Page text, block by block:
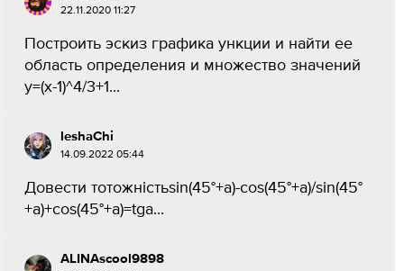
22.11.2020 11:27
Построить эскиз графика ункции и найти ее
область определения и множество значений
y=(x-1)^4/3+1...
leshaChi
14.09.2022 05:44
Довести тотожністьsin(45°+a)-cos(45°+a)/sin(45°
+a)+cos(45°+a)=tga...
ALINAscool9898